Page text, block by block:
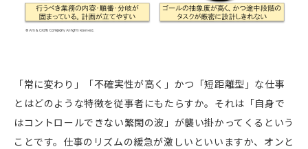
「常に変わり」「不確実性が高く」かつ「短距離型」な仕事
とはどのような特徴を従事者にもたらすか。それは「自身で
はコントロールできない繁閑の波」が襲い掛かってくるという
ことです。仕事のリズムの緩急が激しいといいますか、オンと